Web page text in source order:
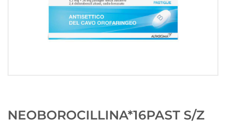
NEOBOROCILLINA*16PAST S/Z